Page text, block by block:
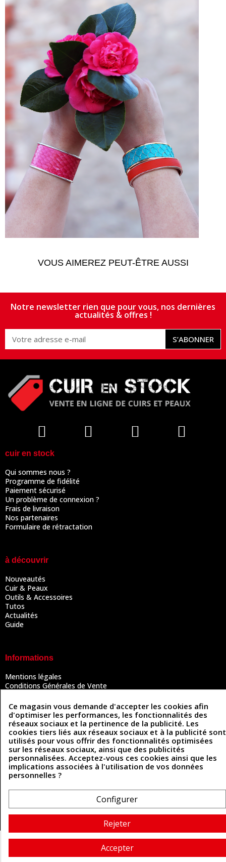
VOUS AIMEREZ PEUT-ÊTRE AUSSI
Notre newsletter rien que pour vous, nos dernières
actualités & offres !
S’ABONNER
cuir en stock
Qui sommes nous ?
Programme de fidélité
Paiement sécurisé
Un problème de connexion ?
Frais de livraison
Nos partenaires
Formulaire de rétractation
à découvrir
Nouveautés
Cuir & Peaux
Outils & Accessoires
Tutos
Actualités
Guide
Informations
Mentions légales
Conditions Générales de Vente
Politique des cookies
Contactez-nous
Coordonnées
493 Chemin de Catougnac
81300 Graulhet
05 63 34 51 88
Cuirenstock © 2026 - Une création Quatrys 💙
Ce magasin vous demande d'accepter les cookies afin
d'optimiser les performances, les fonctionnalités des
réseaux sociaux et la pertinence de la publicité. Les
cookies tiers liés aux réseaux sociaux et à la publicité sont
utilisés pour vous offrir des fonctionnalités optimisées
sur les réseaux sociaux, ainsi que des publicités
personnalisées. Acceptez-vous ces cookies ainsi que les
implications associées à l'utilisation de vos données
personnelles ?
Configurer
Rejeter
Accepter